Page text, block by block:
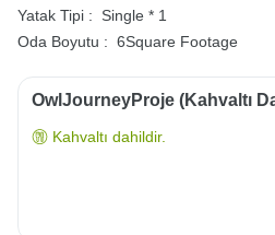
Yatak Tipi :
Single * 1
Oda Boyutu : 6Square Footage
OwlJourneyProje (Kahvaltı
Kahvaltı dahildir.